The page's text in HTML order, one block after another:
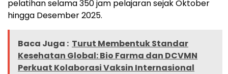
pelatihan selama 350 jam pelajaran sejak Oktober
hingga Desember 2025.
Baca Juga : Turut Membentuk Standar
Kesehatan Global: Bio Farma dan DCVMN
Perkuat Kolaborasi Vaksin Internasional